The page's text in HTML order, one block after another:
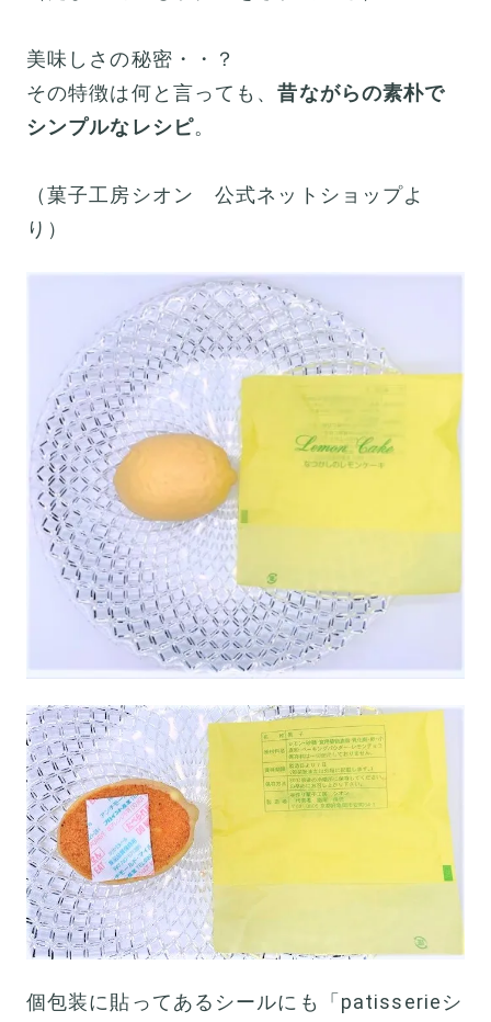
美味しさの秘密・・？
その特徴は何と言っても、昔ながらの素朴で
シンプルなレシピ。
（菓子工房シオン 公式ネットショップよ
り）
個包装に貼ってあるシールにも「patisserieシ